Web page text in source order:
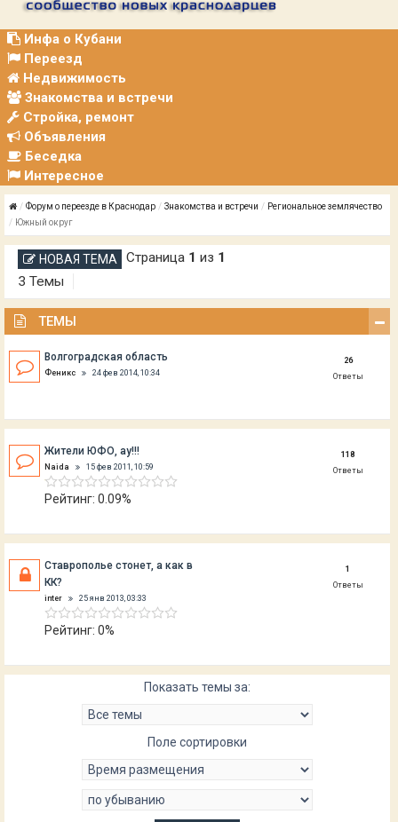
Инфа о Кубани
Переезд
Недвижимость
Знакомства и встречи
Стройка, ремонт
Объявления
Беседка
Интересное
Форум о переезде в Краснодар Знакомства и встречи
Региональное землячество
Южный округ
НОВАЯ ТЕМА
3 Темы
Страница 1 из 1
ТЕМЫ
Волгоградская область
Феникс 24 фев 2014, 10:34
26
Ответы
Жители ЮФО, ау!!!
Naida 15 фев 2011, 10:59
Рейтинг: 0.09%
118
Ответы
Ставрополье стонет, а как в
КК?
inter 25 янв 2013, 03:33
Рейтинг: 0%
1
Ответы
Показать темы за:
Поле сортировки